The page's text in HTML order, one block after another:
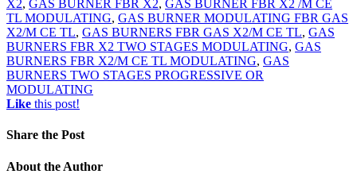
X2, GAS BURNER FBR X2, GAS BURNER FBR X2 /M CE
TL MODULATING, GAS BURNER MODULATING FBR GAS
X2/M CE TL, GAS BURNERS FBR GAS X2/M CE TL, GAS
BURNERS FBR X2 TWO STAGES MODULATING, GAS
BURNERS FBR X2/M CE TL MODULATING, GAS
BURNERS TWO STAGES PROGRESSIVE OR
MODULATING
Like this post!
Share the Post
About the Author